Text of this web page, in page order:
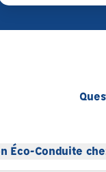
Éco-Conduite